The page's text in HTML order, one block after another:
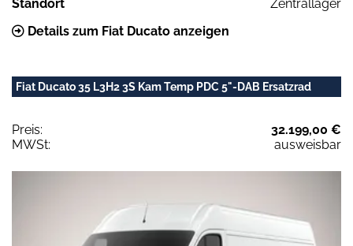
Standort
Zentrallager
Details zum Fiat Ducato anzeigen
Fiat Ducato 35 L3H2 3S Kam Temp PDC 5"-DAB Ersatzrad
Preis:
32.199,00 €
MWSt:
ausweisbar